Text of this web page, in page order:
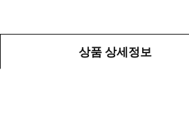
상품 상세정보